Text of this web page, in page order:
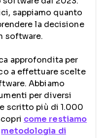
sappiamo quanto
la decisione
software.
approfondita per
a effettuare scelte
Abbiamo
per diversi
scritto più di 1.000
come restiamo
metodologia di